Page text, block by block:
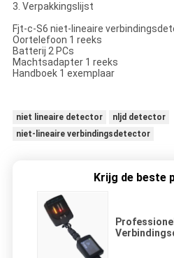
3. Verpakkingslijst
Fjt-c-S6 niet-lineaire
Oortelefoon 1 reeks
Batterij 2 PCs
Machtsadapter 1 reeks
Handboek 1 exemplaar
niet lineaire detector
nljd detector
niet-lineaire verbindingsdetector
Krijg de beste